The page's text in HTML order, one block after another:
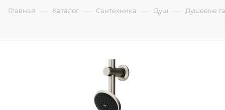
Главная — Каталог — Сантехника — Душ — Душевые